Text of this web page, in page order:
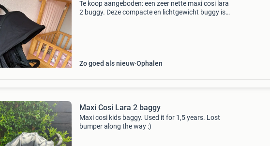
Te koop aangeboden: een zeer nette maxi cosi lara
2 buggy. Deze compacte en lichtgewicht buggy is
Zo goed als nieuw Ophalen
Maxi Cosi Lara 2 baggy
Maxi cosi kids baggy. Used it for 1,5 years. Lost
bumper along the way :)